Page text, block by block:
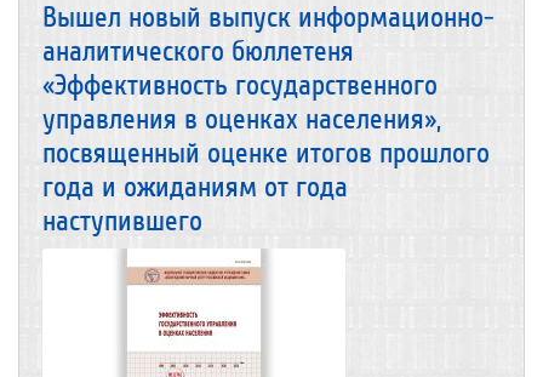
Вышел новый выпуск информационно-
аналитического бюллетеня
«Эффективность государственного
управления в оценках населения»,
посвященный оценке итогов прошлого
года и ожиданиям от года
наступившего